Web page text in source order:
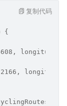
{
longitude:
longitude:
复制代码